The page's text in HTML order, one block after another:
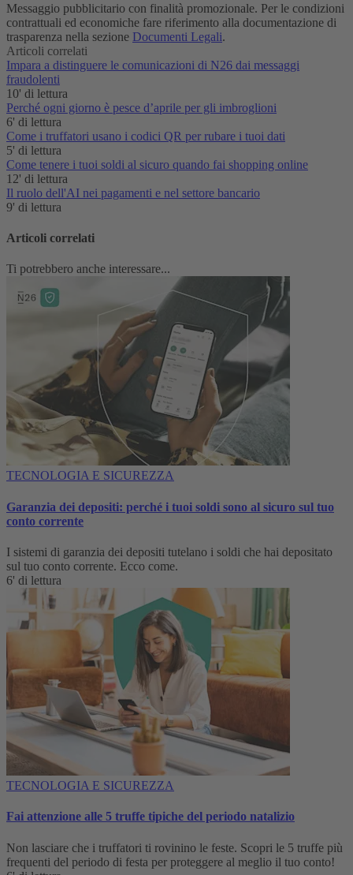
Messaggio pubblicitario con finalità promozionale. Per le condizioni
contrattuali ed economiche fare riferimento alla documentazione di
trasparenza nella sezione Documenti Legali.
Articoli correlati
Impara a distinguere le comunicazioni di N26 dai messaggi
fraudolenti
10' di lettura
Perché ogni giorno è pesce d’aprile per gli imbroglioni
6' di lettura
Come i truffatori usano i codici QR per rubare i tuoi dati
5' di lettura
Come tenere i tuoi soldi al sicuro quando fai shopping online
12' di lettura
Il ruolo dell'AI nei pagamenti e nel settore bancario
9' di lettura
Articoli correlati
Ti potrebbero anche interessare...
TECNOLOGIA E SICUREZZA
Garanzia dei depositi: perché i tuoi soldi sono al sicuro sul tuo
conto corrente
I sistemi di garanzia dei depositi tutelano i soldi che hai depositato
sul tuo conto corrente. Ecco come.
6' di lettura
TECNOLOGIA E SICUREZZA
Fai attenzione alle 5 truffe tipiche del periodo natalizio
Non lasciare che i truffatori ti rovinino le feste. Scopri le 5 truffe più
frequenti del periodo di festa per proteggere al meglio il tuo conto!